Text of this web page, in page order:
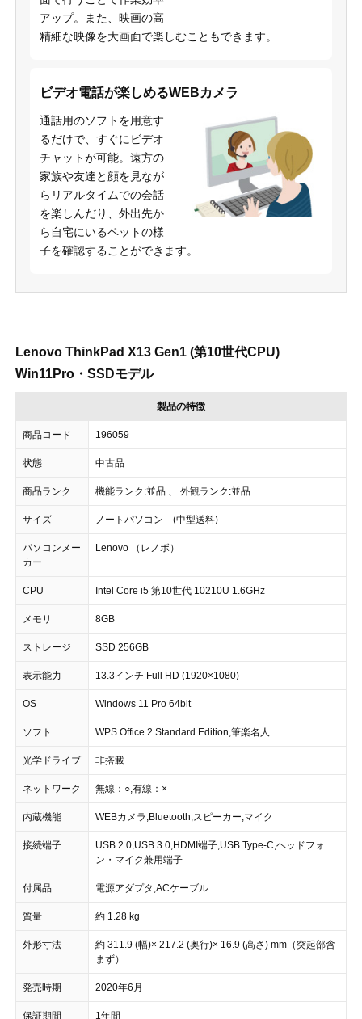
アップ。また、映画の高
精細な映像を大画面で楽しむこともできます。
ビデオ電話が楽しめるWEBカメラ
通話用のソフトを用意す
るだけで、すぐにビデオ
チャットが可能。遠方の
家族や友達と顔を見なが
らリアルタイムでの会話
を楽しんだり、外出先か
ら自宅にいるペットの様
子を確認することができます。
Lenovo ThinkPad X13 Gen1 (第10世代CPU)
Win11Pro・SSDモデル
製品の特徴
商品コード 196059
状態 中古品
商品ランク 機能ランク:並品 、 外観ランク:並品
サイズ ノートパソコン (中型送料)
パソコンメー
カー
Lenovo （レノボ）
CPU Intel Core i5 第10世代 10210U 1.6GHz
メモリ 8GB
ストレージ SSD 256GB
表示能力 13.3インチ Full HD (1920×1080)
OS Windows 11 Pro 64bit
ソフト WPS Office 2 Standard Edition,筆楽名人
光学ドライブ 非搭載
ネットワーク 無線：○,有線：×
内蔵機能 WEBカメラ,Bluetooth,スピーカー,マイク
接続端子
USB 2.0,USB 3.0,HDMI端子,USB Type-C,ヘッドフォ
ン・マイク兼用端子
付属品 電源アダプタ,ACケーブル
質量 約 1.28 kg
外形寸法
約 311.9 (幅)× 217.2 (奥行)× 16.9 (高さ) mm（突起部含
まず）
発売時期 2020年6月
保証期間 1年間